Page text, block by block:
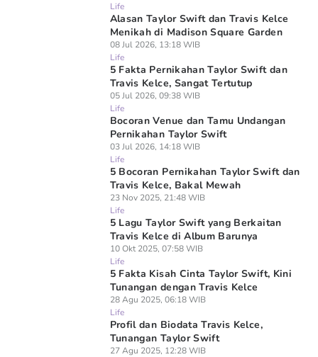
Life
Alasan Taylor Swift dan Travis Kelce
Menikah di Madison Square Garden
08 Jul 2026, 13:18 WIB
Life
5 Fakta Pernikahan Taylor Swift dan
Travis Kelce, Sangat Tertutup
05 Jul 2026, 09:38 WIB
Life
Bocoran Venue dan Tamu Undangan
Pernikahan Taylor Swift
03 Jul 2026, 14:18 WIB
Life
5 Bocoran Pernikahan Taylor Swift dan
Travis Kelce, Bakal Mewah
23 Nov 2025, 21:48 WIB
Life
5 Lagu Taylor Swift yang Berkaitan
Travis Kelce di Album Barunya
10 Okt 2025, 07:58 WIB
Life
5 Fakta Kisah Cinta Taylor Swift, Kini
Tunangan dengan Travis Kelce
28 Agu 2025, 06:18 WIB
Life
Profil dan Biodata Travis Kelce,
Tunangan Taylor Swift
27 Agu 2025, 12:28 WIB